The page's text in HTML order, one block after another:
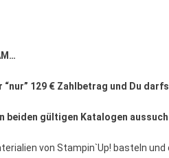
“nur” 129 € Zahlbetrag und Du
beiden gültigen Katalogen
von Stampin`Up! basteln und